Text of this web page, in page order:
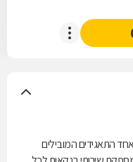
התאגידים המובילים